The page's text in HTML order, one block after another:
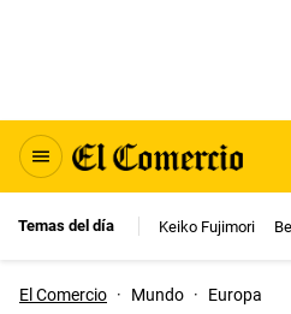
Temas del día Keiko Fujimori
El Comercio · Mundo · Europa